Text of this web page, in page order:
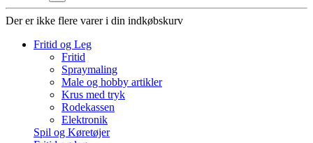
Der er ikke flere varer i din indkøbskurv
Fritid og Leg
Fritid
Spraymaling
Male og hobby artikler
Krus med tryk
Rodekassen
Elektronik
Spil og Køretøjer